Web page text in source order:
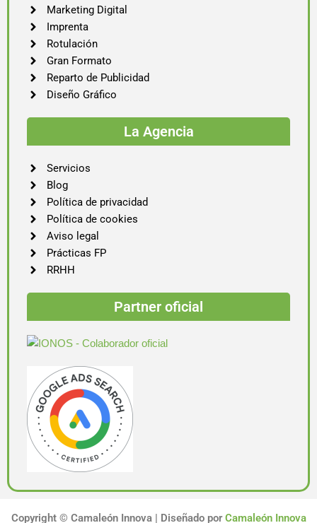
Marketing Digital
Imprenta
Rotulación
Gran Formato
Reparto de Publicidad
Diseño Gráfico
La Agencia
Servicios
Blog
Política de privacidad
Política de cookies
Aviso legal
Prácticas FP
RRHH
Partner oficial
Copyright © Camaleón Innova | Diseñado porCamaleón Innova